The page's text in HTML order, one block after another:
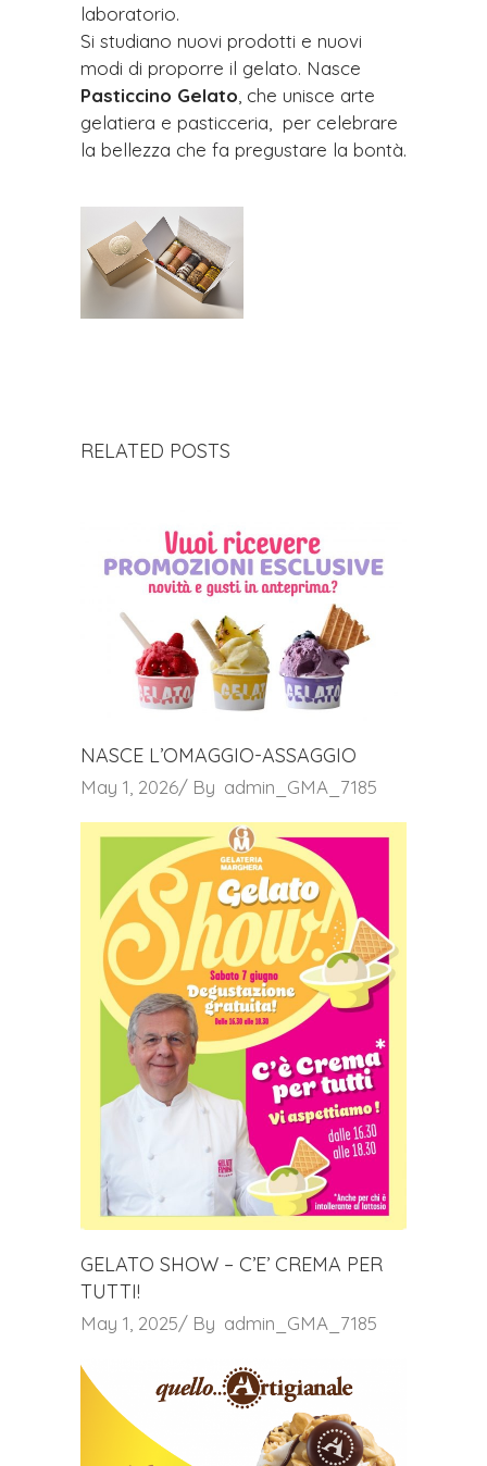
laboratorio.
Si studiano nuovi prodotti e nuovi
modi di proporre il gelato. Nasce
Pasticcino Gelato , che unisce arte
gelatiera e pasticceria, per celebrare
la bellezza che fa pregustare la bontà.
RELATED POSTS
NASCE L’OMAGGIO-ASSAGGIO
May 1, 2026 By admin_GMA_7185
GELATO SHOW – C’E’ CREMA PER
TUTTI!
May 1, 2025 By admin_GMA_7185